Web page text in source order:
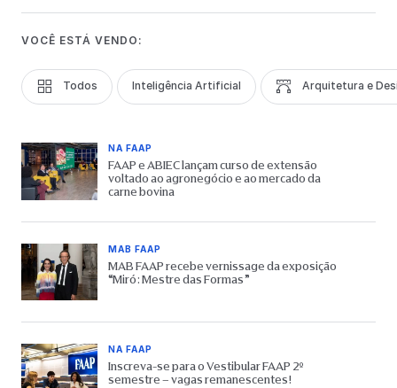
VOCÊ ESTÁ VENDO:
Todos Inteligência Artificial Arquitetura e
NA FAAP
FAAP e ABIEC lançam curso de extensão
voltado ao agronegócio e ao mercado da
carne bovina
MAB FAAP
MAB FAAP recebe vernissage da exposição
“Miró: Mestre das Formas”
NA FAAP
Inscreva-se para o Vestibular FAAP 2º
semestre – vagas remanescentes!